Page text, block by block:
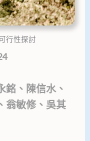
行性探討
銘、陳信水、
翁敏修、吳其